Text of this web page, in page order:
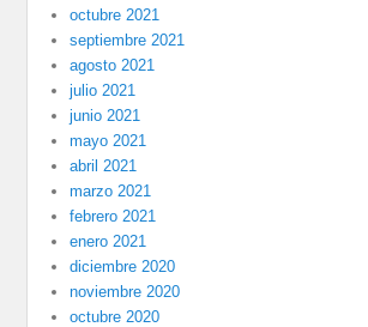
octubre 2021
septiembre 2021
agosto 2021
julio 2021
junio 2021
mayo 2021
abril 2021
marzo 2021
febrero 2021
enero 2021
diciembre 2020
noviembre 2020
octubre 2020